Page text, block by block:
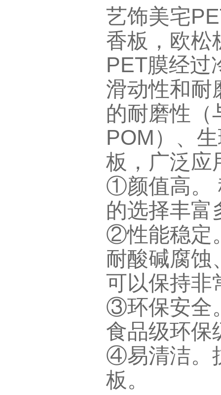
艺饰美宅
香板，欧松
PET膜经过
滑动性和耐
的耐磨性（
POM）、
板，广泛应
①颜值高。
的选择丰富
②性能稳定
耐酸碱腐
可以保持非
③环保安全
食品级环保
④易清洁。
板。